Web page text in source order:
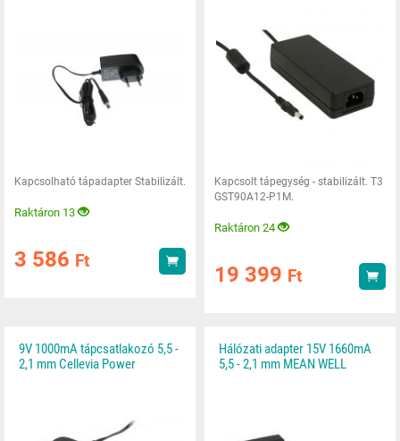
Kapcsolható tápadapter Stabilizált.
Raktáron 13
3 586 Ft Vásárlás
Kapcsolt tápegység - stabilizált. T3
GST90A12-P1M.
Raktáron 24
19 399 Ft
9V 1000mA tápcsatlakozó 5,5 -
2,1 mm Cellevia Power
Hálózati adapter 15V 1660mA
5,5 - 2,1 mm MEAN WELL